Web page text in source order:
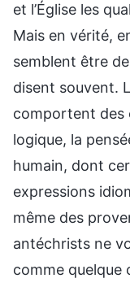
et l’Église les
Mais en vérité,
semblent être
disent souvent.
comportent des
logique, la
humain, dont
expressions
même des
antéchrists ne
comme quelque